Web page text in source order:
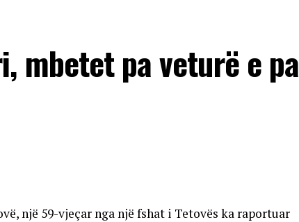
mbetet pa veturë e pa
një 59-vjeçar nga një fshat i Tetovës ka raportuar